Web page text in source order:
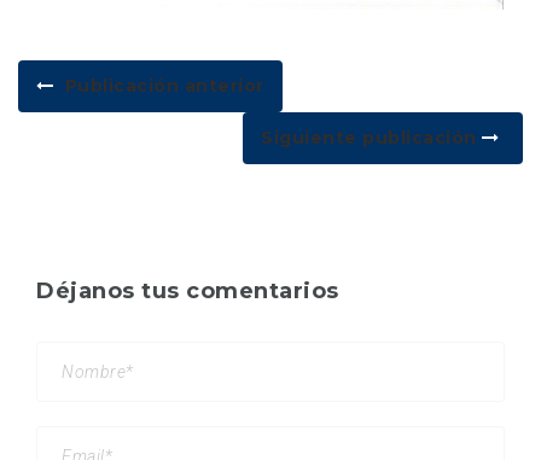
Publicación anterior
Siguiente publicación
Déjanos tus comentarios